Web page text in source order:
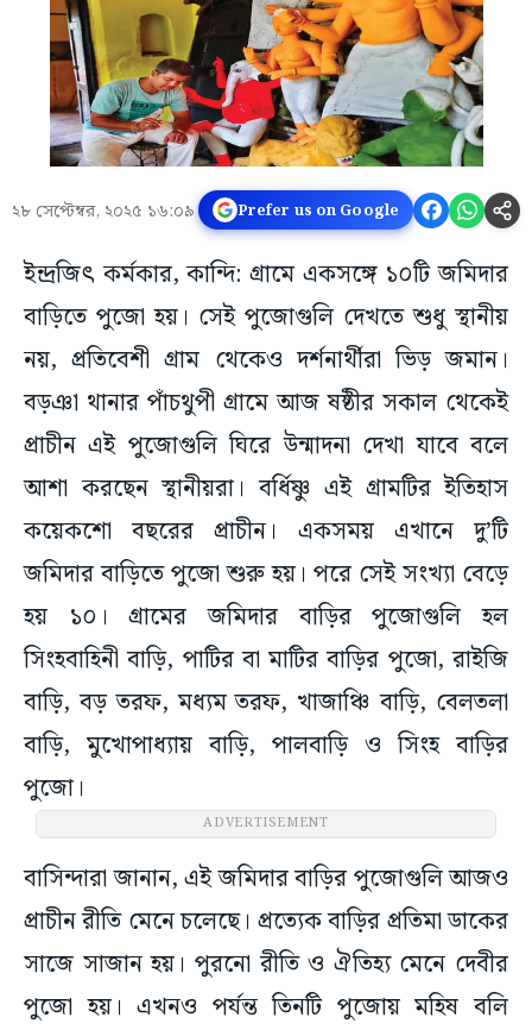
২৮ সেপ্টেম্বর, ২০২৫ ১৬:০৯ Prefer us on Google
ইন্দ্রজিৎ কর্মকার, কান্দি: গ্রামে একসঙ্গে ১০টি জমিদার
বাড়িতে পুজো হয়। সেই পুজোগুলি দেখতে শুধু স্থানীয়
নয়, প্রতিবেশী গ্রাম থেকেও দর্শনার্থীরা ভিড় জমান।
বড়ঞা থানার পাঁচথুপী গ্রামে আজ ষষ্ঠীর সকাল থেকেই
প্রাচীন এই পুজোগুলি ঘিরে উন্মাদনা দেখা যাবে বলে
আশা করছেন স্থানীয়রা। বর্ধিষ্ণু এই গ্রামটির ইতিহাস
কয়েকশো বছরের প্রাচীন। একসময় এখানে দু’টি
জমিদার বাড়িতে পুজো শুরু হয়। পরে সেই সংখ্যা বেড়ে
হয় ১০। গ্রামের জমিদার বাড়ির পুজোগুলি হল
সিংহবাহিনী বাড়ি, পাটির বা মাটির বাড়ির পুজো, রাইজি
বাড়ি, বড় তরফ, মধ্যম তরফ, খাজাঞ্চি বাড়ি, বেলতলা
বাড়ি, মুখোপাধ্যায় বাড়ি, পালবাড়ি ও সিংহ বাড়ির
পুজো।
ADVERTISEMENT
বাসিন্দারা জানান, এই জমিদার বাড়ির পুজোগুলি আজও
প্রাচীন রীতি মেনে চলেছে। প্রত্যেক বাড়ির প্রতিমা ডাকের
সাজে সাজান হয়। পুরনো রীতি ও ঐতিহ্য মেনে দেবীর
পুজো হয়। এখনও পর্যন্ত তিনটি পুজোয় মহিষ বলি